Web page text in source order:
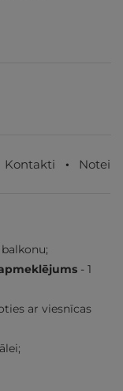
Kontakti
- 1
ar viesnīcas